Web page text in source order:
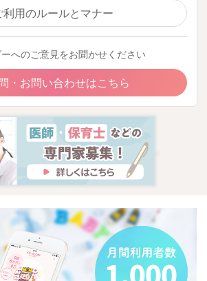
利用のルールとマナー
へのご意見をお聞かせください
・お問い合わせはこちら